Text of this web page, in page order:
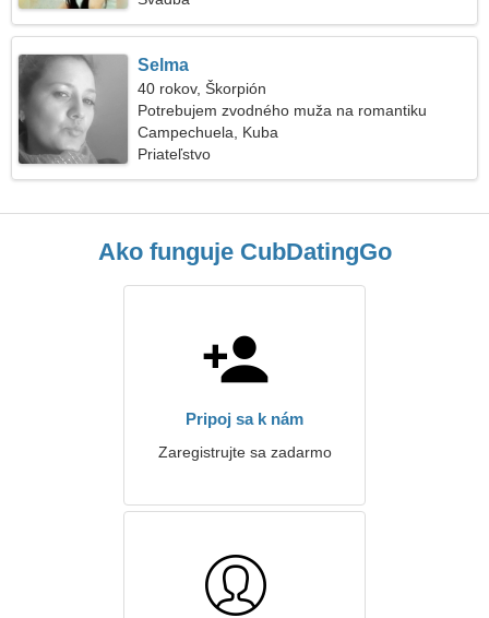
Selma
40 rokov, Škorpión
Potrebujem zvodného muža na romantiku
Campechuela, Kuba
Priateľstvo
Ako funguje CubDatingGo
Pripoj sa k nám
Zaregistrujte sa zadarmo